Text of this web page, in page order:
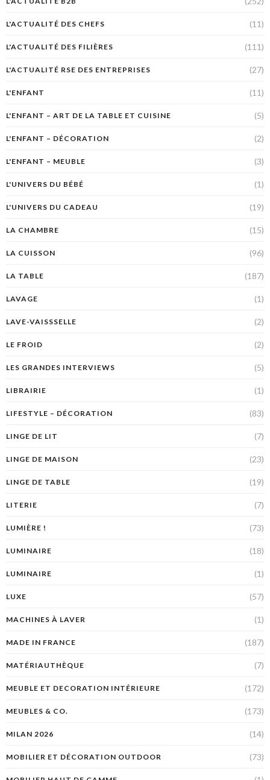
L'ACTUALITÉ DES CHEFS (11)
L'ACTUALITÉ DES FILIÈRES (111)
L'ACTUALITÉ RSE DES ENTREPRISES (27)
L'ENFANT (11)
L'ENFANT – ART DE LA TABLE ET CUISINE (5)
L'ENFANT – DÉCORATION (2)
L'ENFANT – MEUBLE (3)
L'UNIVERS DU BÉBÉ (1)
L'UNIVERS DU CADEAU (19)
LA CHAMBRE (15)
LA CUISSON (96)
LA TABLE (187)
LAVAGE (1)
LAVE-VAISSSELLE (2)
LE FROID (2)
LES GRANDES INTERVIEWS (5)
LIBRAIRIE (1)
LIFESTYLE – DÉCORATION (83)
LINGE DE LIT (7)
LINGE DE MAISON (23)
LINGE DE TABLE (19)
LITERIE (7)
LUMIÈRE ! (73)
LUMINAIRE (18)
LUMINAIRE (1)
LUXE (57)
MACHINES À LAVER (1)
MADE IN FRANCE (187)
MATÉRIAUTHÈQUE (7)
MEUBLE ET DECORATION INTÉRIEURE (172)
MEUBLES & CO. (173)
MILAN 2026 (14)
MOBILIER ET DÉCORATION OUTDOOR (73)